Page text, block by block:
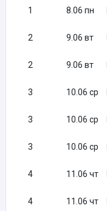
1 8.06 пн
2 9.06 вт
2 9.06 вт
3 10.06 ср
3 10.06 ср
3 10.06 ср
4 11.06 чт
4 11.06 чт